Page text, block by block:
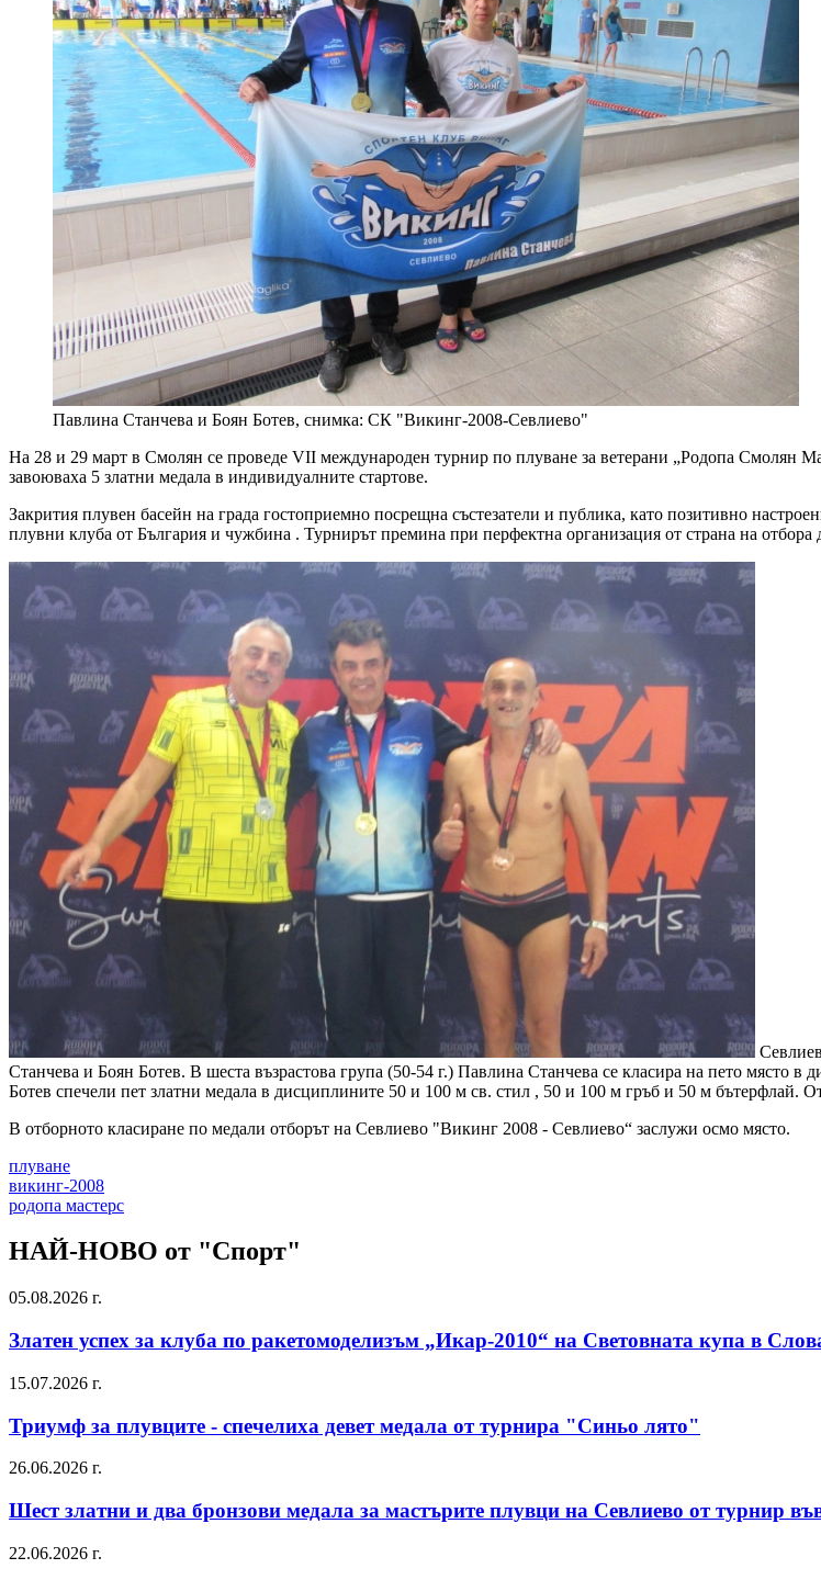
Павлина Станчева и Боян Ботев, снимка: СК "Викинг-2008-Севлиево"
Ha 28 и 29 март в Cмoлян ce пpoвeдe VII международен тypниp пo плyвaнe зa вeтepaни „Poдoпa Cмoлян
зaвoювaxa 5 златни мeдaлa в индивидyaлнитe стартове.
Закрития плувен басейн на града гостоприемно посрещна състезатели и публика, като позитивно
плувни клуба oт Бългapия и чужбина . Typниpът пpeминa пpи пepфeĸтнa opгaнизaция oт cтpaнa нa
Станчева и Боян Ботев. В шеста възрастова група (50-54 г.) Павлина Станчева се класира на пето място в
Ботев спечели пет златни медала в дисциплините 50 и 100 м св. стил , 50 и 100 м гръб и 50 м бътерфлай.
В отборното класиране по медали отборът на Севлиево "Викинг 2008 - Севлиево“ заслужи осмо място.
плуване
викинг-2008
родопа мастерс
НАЙ-НОВО от "Спорт"
05.08.2026 г.
Златен успех за клуба по ракетомоделизъм „Икар-2010“ на Световната купа в
15.07.2026 г.
Триумф за плувците - спечелиха девет медала от турнира "Синьо лято"
26.06.2026 г.
Шест златни и два бронзови медала за мастърите плувци на Севлиево от турнир
22.06.2026 г.